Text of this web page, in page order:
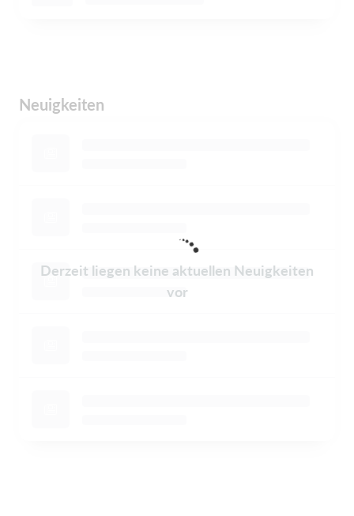
Neuigkeiten
Derzeit liegen keine aktuellen Neuigkeiten
vor